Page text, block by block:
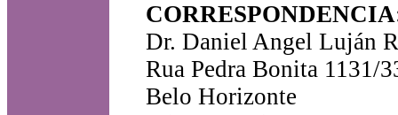
Dr. Daniel Angel Luján
Rua Pedra Bonita 1131/
Belo Horizonte